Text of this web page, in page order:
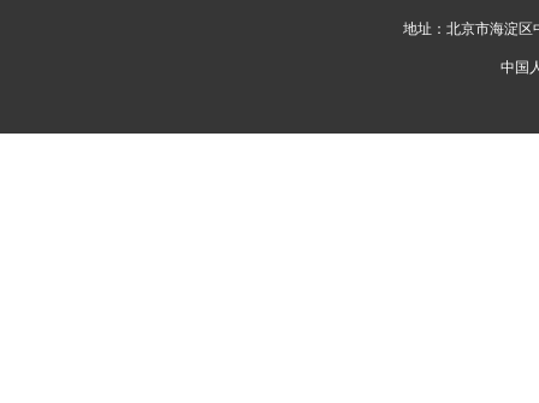
地址：北京市海淀区
中国